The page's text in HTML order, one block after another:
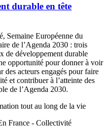
durable en tête
Semaine Européenne du
de l’Agenda 2030 : trois
de développement durable
opportunité pour donner à voir
des acteurs engagés pour faire
et contribuer à l’atteinte des
de l’Agenda 2030.
tout au long de la vie
France - Collectivité